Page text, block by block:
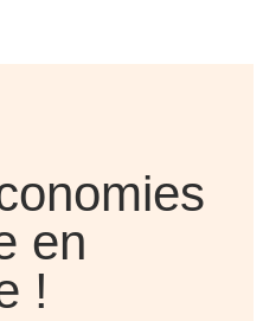
en
!